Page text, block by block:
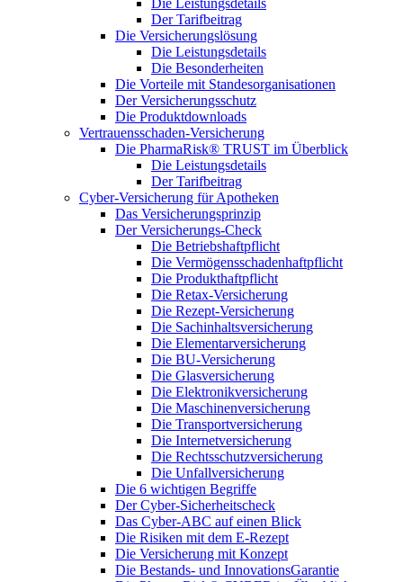
Die Leistungsdetails
Der Tarifbeitrag
Die Versicherungslösung
Die Leistungsdetails
Die Besonderheiten
Die Vorteile mit Standesorganisationen
Der Versicherungsschutz
Die Produktdownloads
Vertrauensschaden-Versicherung
Die PharmaRisk® TRUST im Überblick
Die Leistungsdetails
Der Tarifbeitrag
Cyber-Versicherung für Apotheken
Das Versicherungsprinzip
Der Versicherungs-Check
Die Betriebshaftpflicht
Die Vermögensschadenhaftpflicht
Die Produkthaftpflicht
Die Retax-Versicherung
Die Rezept-Versicherung
Die Sachinhaltsversicherung
Die Elementarversicherung
Die BU-Versicherung
Die Glasversicherung
Die Elektronikversicherung
Die Maschinenversicherung
Die Transportversicherung
Die Internetversicherung
Die Rechtsschutzversicherung
Die Unfallversicherung
Die 6 wichtigen Begriffe
Der Cyber-Sicher­heits­check
Das Cyber-ABC auf einen Blick
Die Risiken mit dem E-Rezept
Die Versicherung mit Konzept
Die Bestands- und InnovationsGarantie